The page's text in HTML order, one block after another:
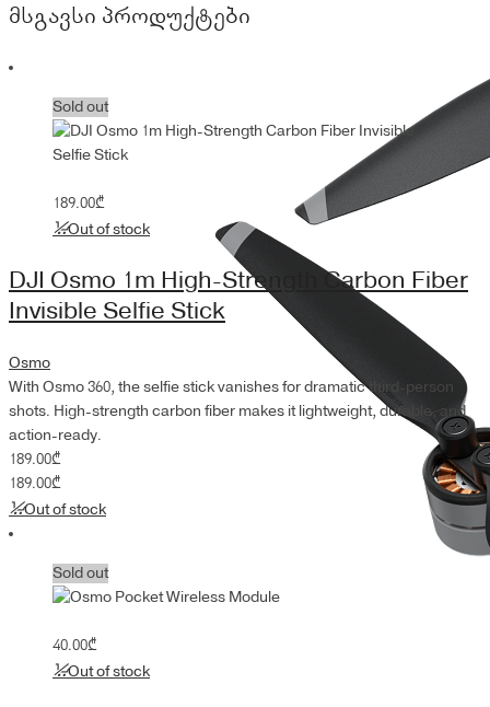
მსგავსი პროდუქტები
Sold out
189.00₾
Out of stock
DJI Osmo 1m High-Strength Carbon Fiber
Invisible Selfie Stick
Osmo
With Osmo 360, the selfie stick vanishes for dramatic third-person
shots. High-strength carbon fiber makes it lightweight, durable, and
action-ready.
189.00₾
189.00₾
Out of stock
Sold out
40.00₾
Out of stock